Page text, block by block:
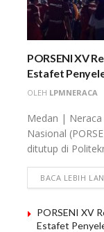
PORSENI XV
Estafet
OLEH LPMNERACA
Medan | Neraca
Nasional
ditutup di
BACA LEBIH
PORSENI XV
Estafet